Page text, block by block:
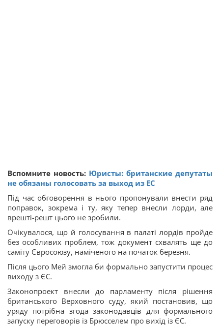
Вспомните новость: Юристы: британские депутаты
не обязаны голосовать за выход из ЕС
Під час обговорення в нього пропонували внести ряд
поправок, зокрема і ту, яку тепер внесли лорди, але
врешті-решт цього не зробили.
Очікувалося, що й голосування в палаті лордів пройде
без особливих проблем, тож документ схвалять ще до
саміту Євросоюзу, наміченого на початок березня.
Після цього Мей змогла би формально запустити процес
виходу з ЄС.
Законопроект внесли до парламенту після рішення
британського Верховного суду, який постановив, що
уряду потрібна згода законодавців для формального
запуску переговорів із Брюсселем про вихід із ЄС.